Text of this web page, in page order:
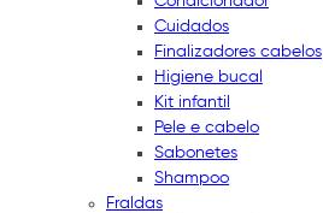
Cuidados
Finalizadores cabelos
Higiene bucal
Kit infantil
Pele e cabelo
Sabonetes
Shampoo
Fraldas